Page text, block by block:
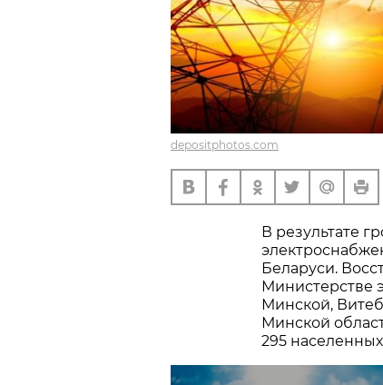
depositphotos.com
В результате
Беларуси.
Министерстве
Минской,
Минской
295